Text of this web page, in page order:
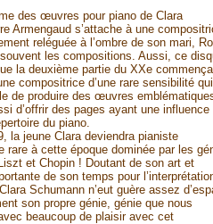
des œuvres pour piano de Clara
Armengaud s’attache à une
reléguée à l’ombre de son mari,
les compositions. Aussi, ce
la deuxième partie du XXe
compositrice d’une rare sensibilité
de produire des œuvres
d’offrir des pages ayant une influence
du piano.
la jeune Clara deviendra pianiste
rare à cette époque dominée par les
et Chopin ! Doutant de son art et
de son temps pour
Schumann n’eut guère assez
son propre génie, génie que nous
beaucoup de plaisir avec cet